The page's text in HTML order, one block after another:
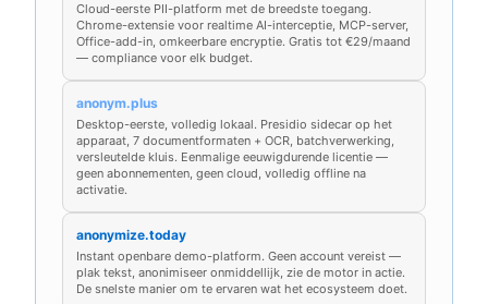
Cloud-eerste PII-platform met de breedste toegang.
Chrome-extensie voor realtime AI-interceptie, MCP-server,
Office-add-in, omkeerbare encryptie. Gratis tot €29/maand
— compliance voor elk budget.
anonym.plus
Desktop-eerste, volledig lokaal. Presidio sidecar op het
apparaat, 7 documentformaten + OCR, batchverwerking,
versleutelde kluis. Eenmalige eeuwigdurende licentie —
geen abonnementen, geen cloud, volledig offline na
activatie.
anonymize.today
Instant openbare demo-platform. Geen account vereist —
plak tekst, anonimiseer onmiddellijk, zie de motor in actie.
De snelste manier om te ervaren wat het ecosysteem doet.